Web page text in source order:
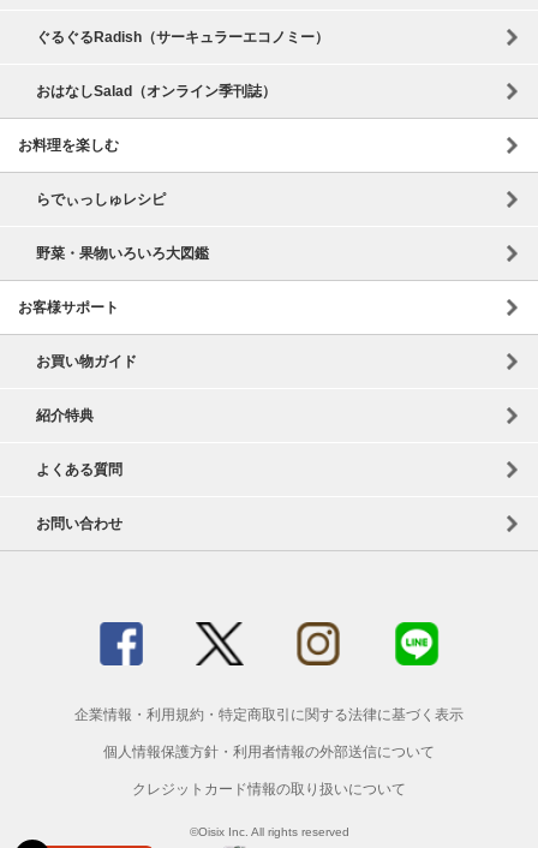
ぐるぐるRadish（サーキュラーエコノミー）
おはなしSalad（オンライン季刊誌）
お料理を楽しむ
らでぃっしゅレシピ
野菜・果物いろいろ大図鑑
お客様サポート
お買い物ガイド
紹介特典
よくある質問
お問い合わせ
企業情報 ・ 利用規約 ・ 特定商取引に関する法律に基づく表示
個人情報保護方針 ・ 利用者情報の外部送信について
クレジットカード情報の取り扱いについて
©Oisix Inc. All rights reserved